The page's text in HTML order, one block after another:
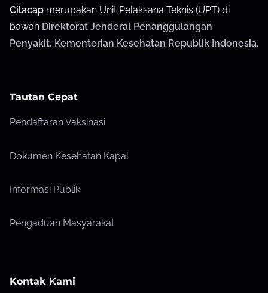
Cilacap merupakan Unit Pelaksana Teknis (UPT) di
bawah Direktorat Jenderal Penanggulangan
Penyakit, Kementerian Kesehatan Republik Indonesia.
Tautan Cepat
Pendaftaran Vaksinasi
Dokumen Kesehatan Kapal
Informasi Publik
Pengaduan Masyarakat
Kontak Kami